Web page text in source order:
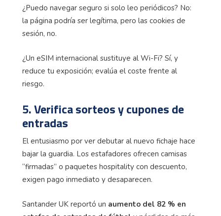
¿Puedo navegar seguro si solo leo periódicos? No:
la página podría ser legítima, pero las cookies de
sesión, no.
¿Un eSIM internacional sustituye al Wi-Fi? Sí, y
reduce tu exposición; evalúa el coste frente al
riesgo.
5. Verifica sorteos y cupones de
entradas
El entusiasmo por ver debutar al nuevo fichaje hace
bajar la guardia. Los estafadores ofrecen camisas
“firmadas” o paquetes hospitality con descuento,
exigen pago inmediato y desaparecen.
Santander UK reportó un aumento del 82 % en